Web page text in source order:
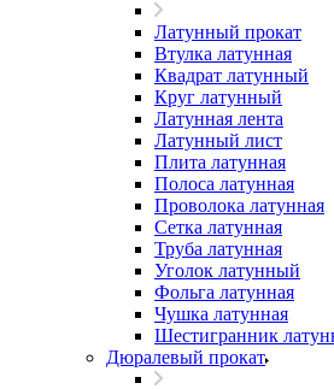
Латунный прокат
Втулка латунная
Квадрат латунный
Круг латунный
Латунная лента
Латунный лист
Плита латунная
Полоса латунная
Проволока латунная
Сетка латунная
Труба латунная
Уголок латунный
Фольга латунная
Чушка латунная
Шестигранник
Дюралевый прокат